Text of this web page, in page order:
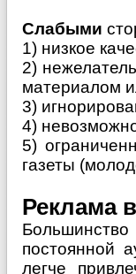
Слабыми
1) низкое
2)
материалом
3)
4)
5)
газеты
Реклама
постоянной
легче